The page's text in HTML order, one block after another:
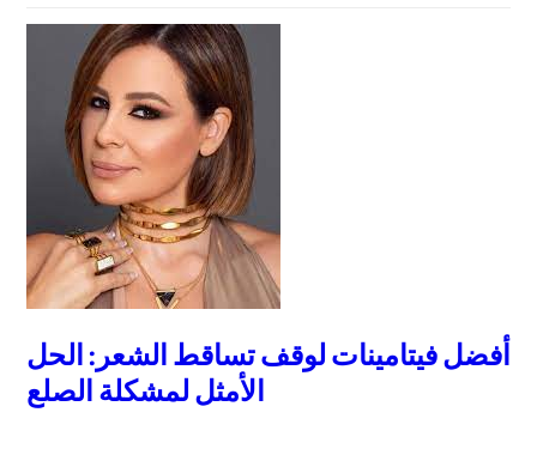
أفضل فيتامينات لوقف تساقط الشعر: الحل
الأمثل لمشكلة الصلع